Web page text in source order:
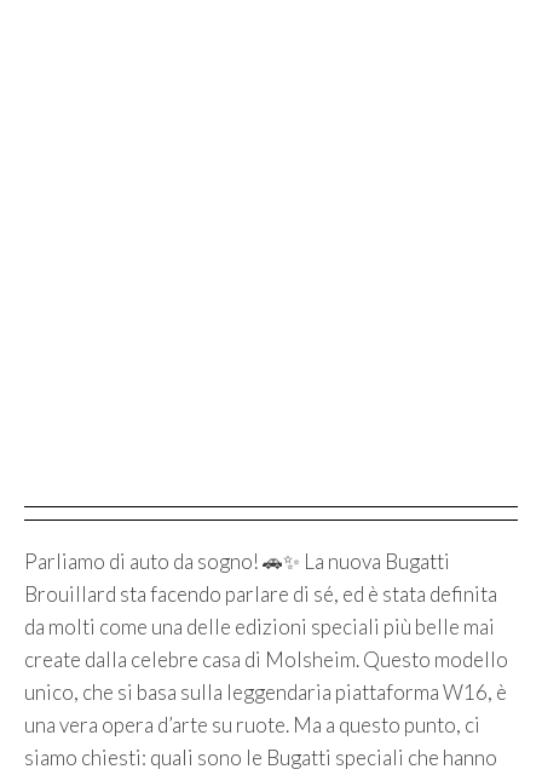
Parliamo di auto da sogno! 🚗✨ La nuova Bugatti
Brouillard sta facendo parlare di sé, ed è stata definita
da molti come una delle edizioni speciali più belle mai
create dalla celebre casa di Molsheim. Questo modello
unico, che si basa sulla leggendaria piattaforma W16, è
una vera opera d’arte su ruote. Ma a questo punto, ci
siamo chiesti: quali sono le Bugatti speciali che hanno